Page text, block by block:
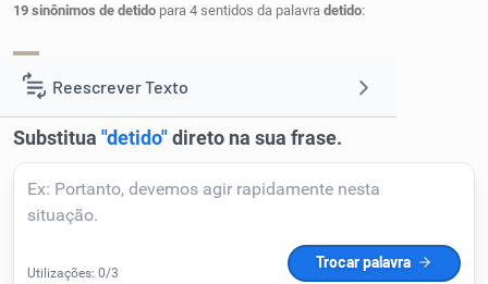
Reescrever Texto
Resumir Texto
Corrigir Texto
Detector de IA
19 sinônimos de detido para 4 sentidos da palavra detido: